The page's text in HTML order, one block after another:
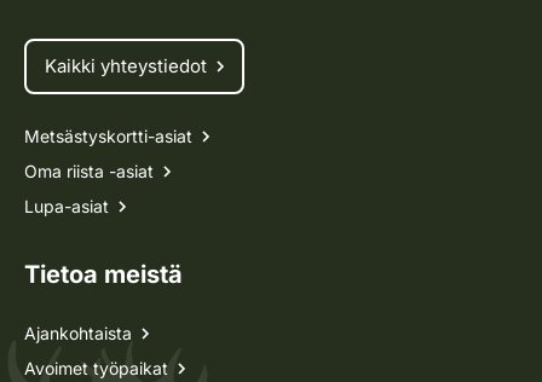
Kaikki yhteystiedot
Metsästyskortti-asiat
Oma riista -asiat
Lupa-asiat
Tietoa meistä
Ajankohtaista
Avoimet työpaikat